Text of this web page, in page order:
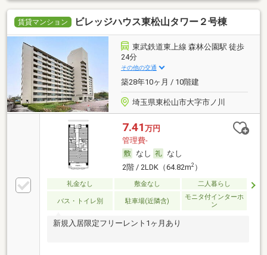
賃貸マンション ビレッジハウス東松山タワー２号棟
東武鉄道東上線 森林公園駅 徒歩
24分
その他の交通
築28年10ヶ月 / 10階建
埼玉県東松山市大字市ノ川
7.41 万円
管理費-
なし
なし
2階 / 2LDK（64.82m2）
礼金なし 敷金なし 二人暮らし
バス・トイレ別 駐車場(近隣含)
モニタ付インターホ
ン
新規入居限定フリーレント1ヶ月あり